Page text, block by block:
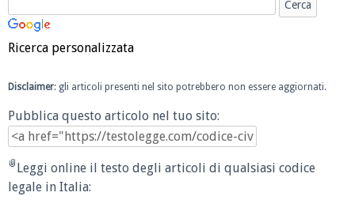
Ricerca personalizzata
Disclaimer: gli articoli presenti nel sito potrebbero non essere aggiornati.
Pubblica questo articolo nel tuo sito:
Leggi online il testo degli articoli di qualsiasi codice
legale in Italia: